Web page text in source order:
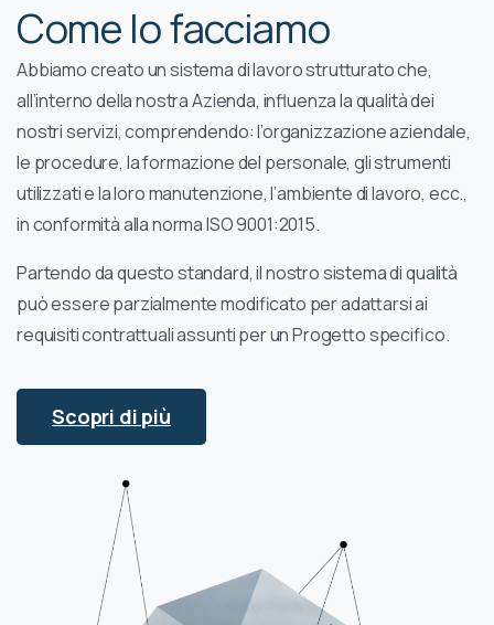
Come lo facciamo
Abbiamo creato un sistema di lavoro strutturato che,
all’interno della nostra Azienda, influenza la qualità dei
nostri servizi, comprendendo: l’organizzazione aziendale,
le procedure, la formazione del personale, gli strumenti
utilizzati e la loro manutenzione, l’ambiente di lavoro, ecc.,
in conformità alla norma ISO 9001:2015.
Partendo da questo standard, il nostro sistema di qualità
può essere parzialmente modificato per adattarsi ai
requisiti contrattuali assunti per un Progetto specifico.
Scopri di più